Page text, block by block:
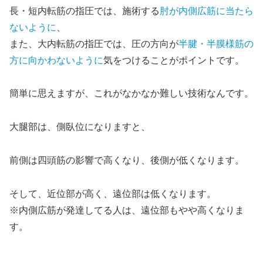
長・短内転筋の指圧では、施術する 肘が内側広筋に当たら
ないように
また、大内転筋の指圧では、圧の方向が半腱・半膜様筋の
方に向かわないように気をつけることがポイントです。
簡単に思えますが、これがなかなか難しい技術なんです。
大腿部は、側臥位になりますと、
前側は四頭筋の影響で高くなり、後側が低くなります。
そして、近位部が高く、遠位部は低くなります。
※内側広筋が発達してる人は、遠位部もやや高くなりま
す。